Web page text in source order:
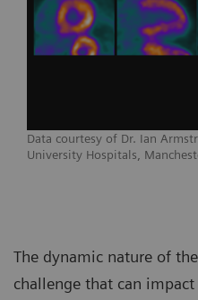
Data courtesy of Dr. Ian
University Hospitals,
The dynamic nature of
challenge that can